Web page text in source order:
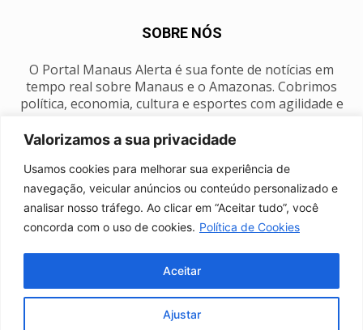
Valorizamos a sua privacidade
Usamos cookies para melhorar sua experiência de
navegação, veicular anúncios ou conteúdo personalizado e
analisar nosso tráfego. Ao clicar em “Aceitar tudo”, você
concorda com o uso de cookies. Política de Cookies
Ajustar
Aceitar
SOBRE NÓS
O Portal Manaus Alerta é sua fonte de notícias em
tempo real sobre Manaus e o Amazonas. Cobrimos
política, economia, cultura e esportes com agilidade e
SIGA-NOS
Fale conosco